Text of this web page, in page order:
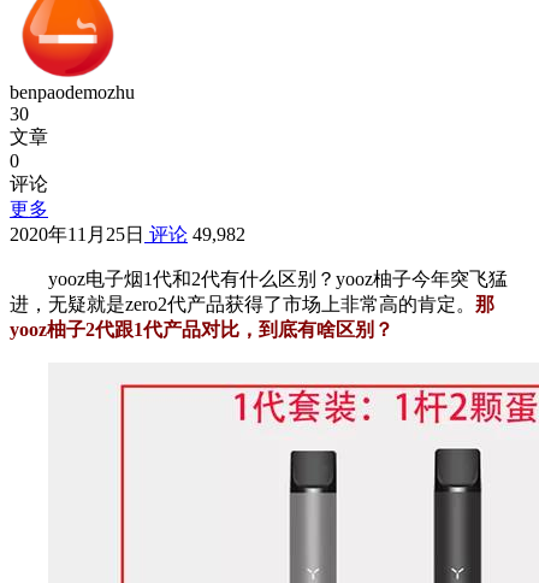
benpaodemozhu
30
文章
0
评论
更多
2020年11月25日 评论 49,982
yooz电子烟1代和2代有什么区别？yooz柚子今年突飞猛
进，无疑就是zero2代产品获得了市场上非常高的肯定。 那
yooz柚子2代跟1代产品对比，到底有啥区别？